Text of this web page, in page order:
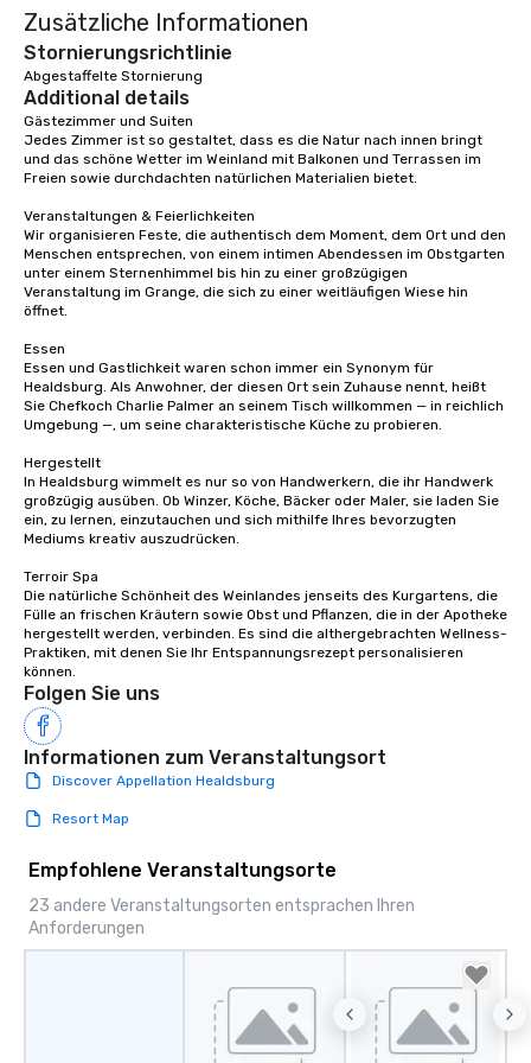
Zusätzliche Informationen
Stornierungsrichtlinie
Abgestaffelte Stornierung
Additional details
Gästezimmer und Suiten
Jedes Zimmer ist so gestaltet, dass es die Natur nach innen bringt
und das schöne Wetter im Weinland mit Balkonen und Terrassen im
Freien sowie durchdachten natürlichen Materialien bietet.
Veranstaltungen & Feierlichkeiten
Wir organisieren Feste, die authentisch dem Moment, dem Ort und den
Menschen entsprechen, von einem intimen Abendessen im Obstgarten
unter einem Sternenhimmel bis hin zu einer großzügigen
Veranstaltung im Grange, die sich zu einer weitläufigen Wiese hin
öffnet.
Essen
Essen und Gastlichkeit waren schon immer ein Synonym für
Healdsburg. Als Anwohner, der diesen Ort sein Zuhause nennt, heißt
Sie Chefkoch Charlie Palmer an seinem Tisch willkommen — in reichlich
Umgebung —, um seine charakteristische Küche zu probieren.
Hergestellt
In Healdsburg wimmelt es nur so von Handwerkern, die ihr Handwerk
großzügig ausüben. Ob Winzer, Köche, Bäcker oder Maler, sie laden Sie
ein, zu lernen, einzutauchen und sich mithilfe Ihres bevorzugten
Mediums kreativ auszudrücken.
Terroir Spa
Die natürliche Schönheit des Weinlandes jenseits des Kurgartens, die
Fülle an frischen Kräutern sowie Obst und Pflanzen, die in der Apotheke
hergestellt werden, verbinden. Es sind die althergebrachten Wellness-
Praktiken, mit denen Sie Ihr Entspannungsrezept personalisieren
können.
Folgen Sie uns
Informationen zum Veranstaltungsort
Discover Appellation Healdsburg
Resort Map
Empfohlene Veranstaltungsorte
23 andere Veranstaltungsorten entsprachen Ihren
Anforderungen